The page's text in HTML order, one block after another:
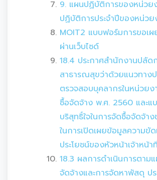
9. แผนปฏิบัติการของหน่วย
ปฏิบัติการประจำปีของหน่ว
MOIT2 แบบฟอร์มการขอเ
ผ่านเว็บไซด์
18.4 ประกาศสำนักงานปลัด
สาธารณสุขว่าด้วยแนวทาง
ตรวจสอบบุคลากรในหน่วย
ซื้อจัดจ้าง พ.ศ. 2560 และแ
บริสุทธิ์ใจในการจัดซื้อจัดจ้า
ในการเปิดเผยข้อมูลความขั
ประโยชน์ของหัวหน้าเจ้าหน้า
18.3 ผลการดำเนินการตาม
จัดจ้างและการจัดหาพัสดุ ปร